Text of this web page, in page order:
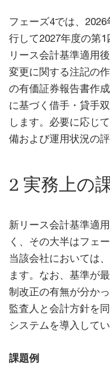
フェーズ4では、
行して2027年度の第
リース会計基準適用
変更に関する注記の
の有価証券報告書作
に基づく借手・貸手
します。必要に応じ
備および運用状況の評
2 実務上の
新リース会計基準適
く、その大半はフェ
当該会社においては
ます。なお、基準が
制改正の有無が分か
監査人と会計方針を
システムを導入して
課題例